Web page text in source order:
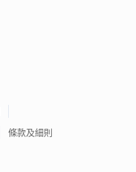
條款及細則